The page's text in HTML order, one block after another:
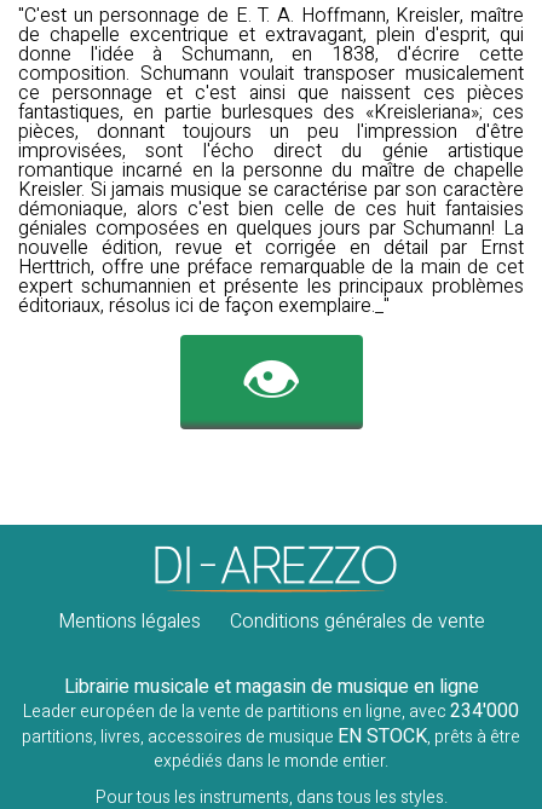
"C'est un personnage de E. T. A. Hoffmann, Kreisler, maître
de chapelle excentrique et extravagant, plein d'esprit, qui
donne l'idée à Schumann, en 1838, d'écrire cette
composition. Schumann voulait transposer musicalement
ce personnage et c'est ainsi que naissent ces pièces
fantastiques, en partie burlesques des «Kreisleriana»; ces
pièces, donnant toujours un peu l'impression d'être
improvisées, sont l'écho direct du génie artistique
romantique incarné en la personne du maître de chapelle
Kreisler. Si jamais musique se caractérise par son caractère
démoniaque, alors c'est bien celle de ces huit fantaisies
géniales composées en quelques jours par Schumann! La
nouvelle édition, revue et corrigée en détail par Ernst
Herttrich, offre une préface remarquable de la main de cet
expert schumannien et présente les principaux problèmes
éditoriaux, résolus ici de façon exemplaire._"
👁️
Mentions légales Conditions générales de vente
Librairie musicale et magasin de musique en ligne
Leader européen de la vente de partitions en ligne, avec234'000
partitions, livres, accessoires de musique EN STOCK, prêts à être
expédiés dans le monde entier.
Pour tous les instruments, dans tous les styles.